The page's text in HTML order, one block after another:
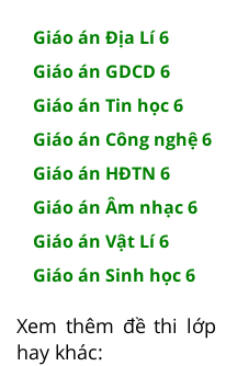
Giáo án Địa Lí 6
Giáo án GDCD 6
Giáo án Tin học 6
Giáo án Công nghệ 6
Giáo án HĐTN 6
Giáo án Âm nhạc 6
Giáo án Vật Lí 6
Giáo án Sinh học 6
Xem thêm đề thi lớp
hay khác: